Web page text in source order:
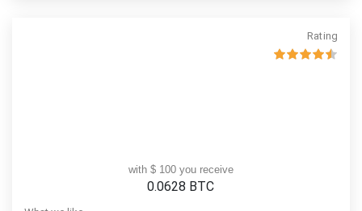
Rating
with $ 100 you receive
0.0628 BTC